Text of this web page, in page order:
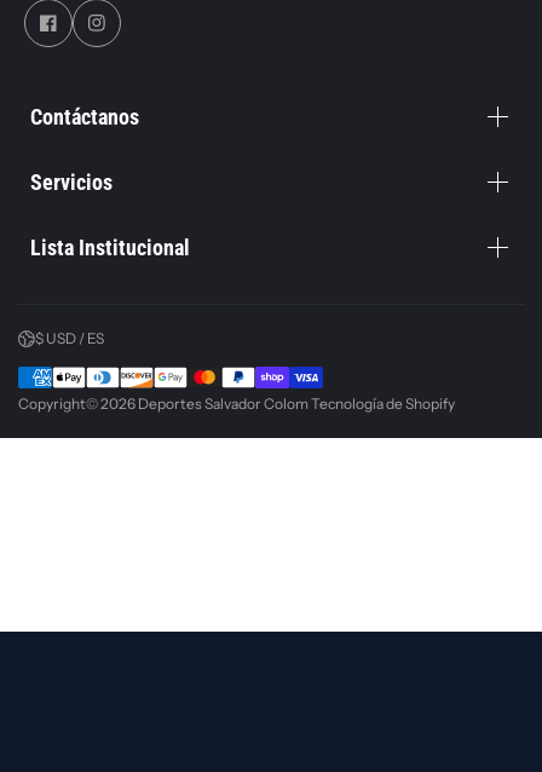
Contáctanos
Servicios
Lista Institucional
$ USD / ES
Copyright© 2026 Deportes Salvador Colom Tecnología de Shopify